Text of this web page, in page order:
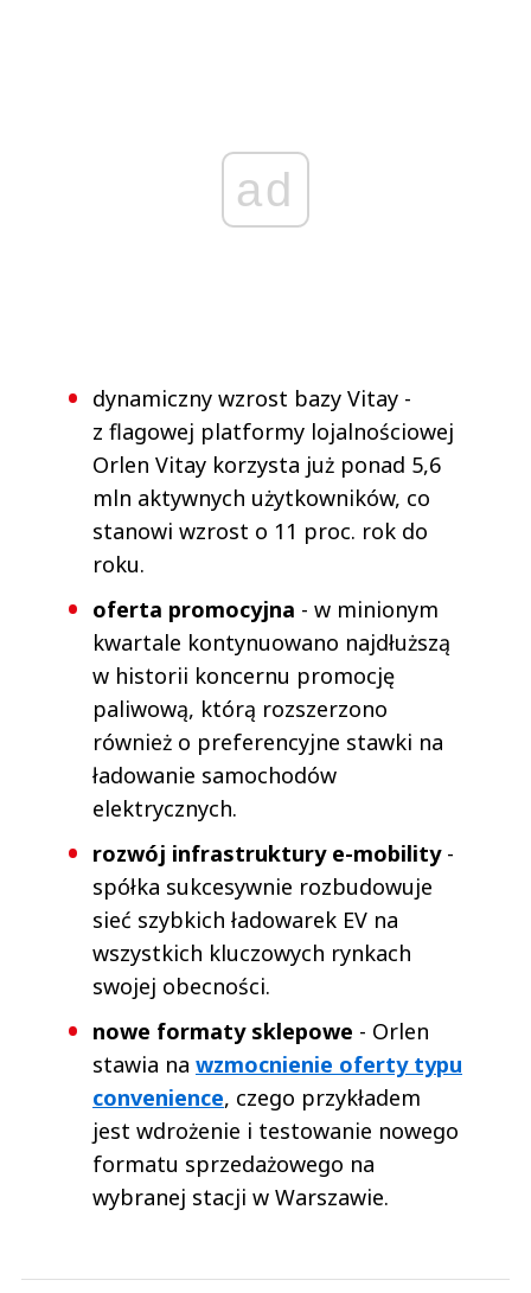
ad
dynamiczny wzrost bazy Vitay -
z flagowej platformy lojalnościowej
Orlen Vitay korzysta już ponad 5,6
mln aktywnych użytkowników, co
stanowi wzrost o 11 proc. rok do
roku.
oferta promocyjna - w minionym
kwartale kontynuowano najdłuższą
w historii koncernu promocję
paliwową, którą rozszerzono
również o preferencyjne stawki na
ładowanie samochodów
elektrycznych.
rozwój infrastruktury e-mobility-
spółka sukcesywnie rozbudowuje
sieć szybkich ładowarek EV na
wszystkich kluczowych rynkach
swojej obecności.
nowe formaty sklepowe - Orlen
stawia na wzmocnienie oferty typu
convenience, czego przykładem
jest wdrożenie i testowanie nowego
formatu sprzedażowego na
wybranej stacji w Warszawie.